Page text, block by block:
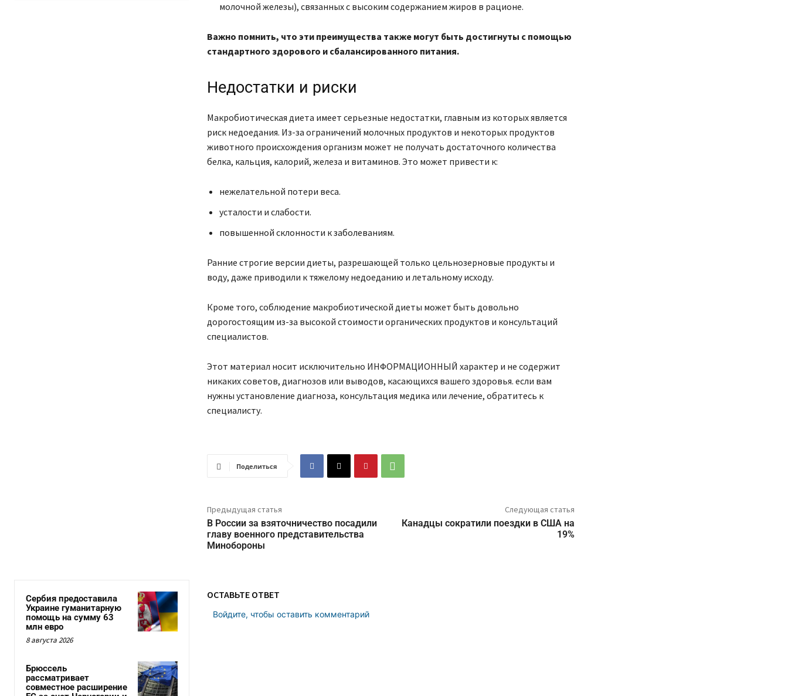
молочной железы), связанных с высоким содержанием жиров в рационе.
Важно помнить, что эти преимущества также могут быть достигнуты с помощью
стандартного здорового и сбалансированного питания.
Недостатки и риски
Макробиотическая диета имеет серьезные недостатки, главным из которых является
риск недоедания. Из-за ограничений молочных продуктов и некоторых продуктов
животного происхождения организм может не получать достаточного количества
белка, кальция, калорий, железа и витаминов. Это может привести к:
нежелательной потери веса.
усталости и слабости.
повышенной склонности к заболеваниям.
Ранние строгие версии диеты, разрешающей только цельнозерновые продукты и
воду, даже приводили к тяжелому недоеданию и летальному исходу.
Кроме того, соблюдение макробиотической диеты может быть довольно
дорогостоящим из-за высокой стоимости органических продуктов и консультаций
специалистов.
Этот материал носит исключительно ИНФОРМАЦИОННЫЙ характер и не содержит
никаких советов, диагнозов или выводов, касающихся вашего здоровья. если вам
нужны установление диагноза, консультация медика или лечение, обратитесь к
специалисту.
Поделиться
Предыдущая статья
В России за взяточничество посадили
главу военного представительства
Минобороны
Следующая статья
Канадцы сократили поездки в США на
19%
Сербия предоставила
Украине гуманитарную
помощь на сумму 63
млн евро
8 августа 2026
Брюссель
рассматривает
совместное расширение
ОСТАВЬТЕ ОТВЕТ
Войдите, чтобы оставить комментарий